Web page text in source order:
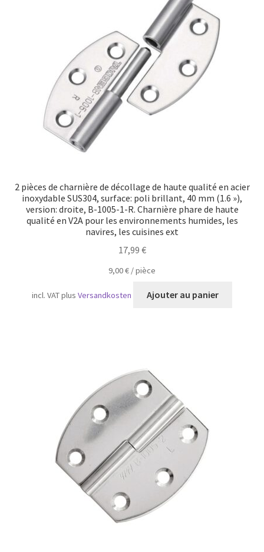
2 pièces de charnière de décollage de haute qualité en acier
inoxydable SUS304, surface: poli brillant, 40 mm (1.6 »),
version: droite, B-1005-1-R. Charnière phare de haute
qualité en V2A pour les environnements humides, les
navires, les cuisines ext
17,99 €
9,00€ /pièce
incl. VATplusVersandkosten Ajouter au panier